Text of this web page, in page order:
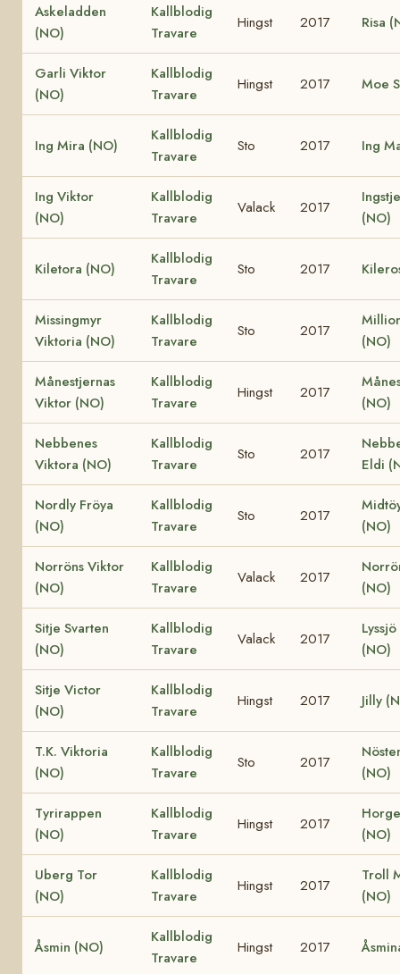
Askeladden
(NO)
Kallblodig
Travare
Hingst 2017 Risa
Garli Viktor
(NO)
Kallblodig
Travare
Hingst 2017 Moe
Ing Mira (NO)
Kallblodig
Travare
Sto 2017 Ing
Ing Viktor
(NO)
Kallblodig
Travare
Valack 2017
(NO)
Kiletora (NO)
Kallblodig
Travare
Sto 2017
Missingmyr
Viktoria (NO)
Kallblodig
Travare
Sto 2017
(NO)
Månestjernas
Viktor (NO)
Kallblodig
Travare
Hingst 2017
(NO)
Nebbenes
Viktora (NO)
Kallblodig
Travare
Sto 2017
Eldi
Nordly Fröya
(NO)
Kallblodig
Travare
Sto 2017
(NO)
Norröns Viktor
(NO)
Kallblodig
Travare
Valack 2017
(NO)
Sitje Svarten
(NO)
Kallblodig
Travare
Valack 2017
(NO)
Sitje Victor
(NO)
Kallblodig
Travare
Hingst 2017 Jilly
T.K. Viktoria
(NO)
Kallblodig
Travare
Sto 2017
(NO)
Tyrirappen
(NO)
Kallblodig
Travare
Hingst 2017
(NO)
Uberg Tor
(NO)
Kallblodig
Travare
Hingst 2017
Troll
(NO)
Åsmin (NO)
Kallblodig
Travare
Hingst 2017